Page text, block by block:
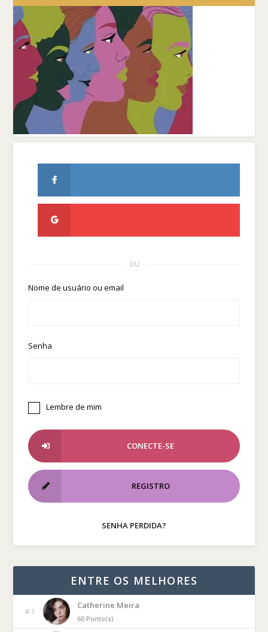
OU
Nome de usuário ou email
Senha
Lembre de mim
CONECTE-SE
REGISTRO
SENHA PERDIDA?
ENTRE OS MELHORES
# 1
Catherine Meira
60 Ponto(s)